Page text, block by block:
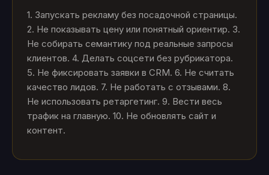
1. Запускать рекламу без посадочной страницы.
2. Не показывать цену или понятный ориентир. 3.
Не собирать семантику под реальные запросы
клиентов. 4. Делать соцсети без рубрикатора.
5. Не фиксировать заявки в CRM. 6. Не считать
качество лидов. 7. Не работать с отзывами. 8.
Не использовать ретаргетинг. 9. Вести весь
трафик на главную. 10. Не обновлять сайт и
контент.